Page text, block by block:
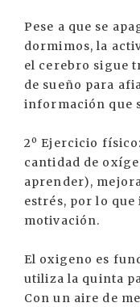
Pese a que se
dormimos, la
el cerebro sigue
de sueño para
información que
2º Ejercicio
cantidad de
aprender),
estrés, por lo
motivación.
El oxigeno es
utiliza la quinta
Con un aire de